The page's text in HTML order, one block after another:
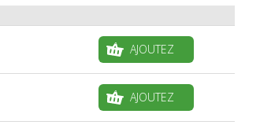
AJOUTEZ
AJOUTEZ